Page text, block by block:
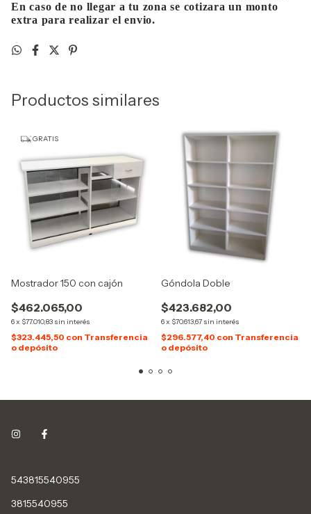
En caso de no llegar a tu zona se cotizara un monto
extra para realizar el envio.
Productos similares
GRATIS
Mostrador 150 con cajón
$462.065,00
6x $77.010,83 sin interés
$323.445,50 con Transferencia
o depósito
Góndola Doble
$423.682,00
6x $70.613,67 sin interés
$296.577,40 con Transferencia
o depósito
543815540955
3815540955